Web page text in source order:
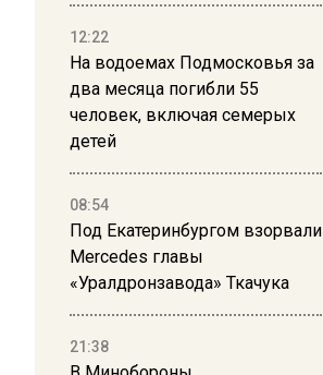
12:22
На водоемах Подмосковья за
два месяца погибли 55
человек, включая семерых
детей
08:54
Под Екатеринбургом взорвали
Mercedes главы
«Уралдронзавода» Ткачука
21:38